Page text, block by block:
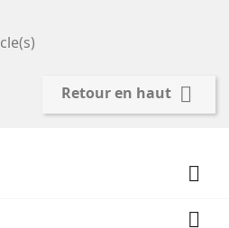
Retour en haut 

